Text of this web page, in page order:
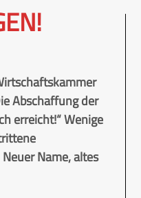
Abschaffung der
erreicht!“ Wenige
Name, altes